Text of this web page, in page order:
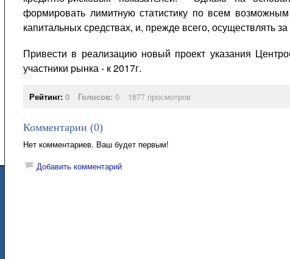
формировать лимитную статистику по всем
капитальных средствах, и, прежде всего, осуществлять
Привести в реализацию новый проект указания
участники рынка - к 2017г.
Рейтинг: 0 Голосов: 0 1677 просмотров
Комментарии (0)
Нет комментариев. Ваш будет первым!
Добавить комментарий